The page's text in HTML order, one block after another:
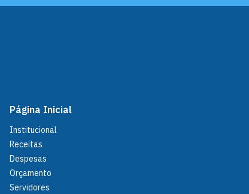
Página Inicial
Institucional
Receitas
Despesas
Orçamento
Servidores